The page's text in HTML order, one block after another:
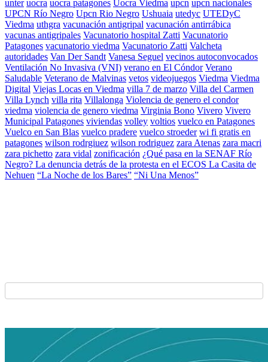
unter uocra uocra patagones Uocra Viedma upcn upcn nacionales
UPCN Río Negro Upcn Rio Negro Ushuaia utedyc UTEDyC
Viedma uthgra vacunación antigripal vacunación antirrábica
vacunas antigripales Vacunatorio hospital Zatti Vacunatorio
Patagones vacunatorio viedma Vacunatorio Zatti Valcheta
autoridades Van Der Sandt Vanesa Seguel vecinos autoconvocados
Ventilación No Invasiva (VNI) verano en El Cóndor Verano
Saludable Veterano de Malvinas vetos videojuegos Viedma Viedma
Digital Viejas Locas en Viedma villa 7 de marzo Villa del Carmen
Villa Lynch villa rita Villalonga Violencia de genero el condor
viedma violencia de genero viedma Virginia Bono Vivero Vivero
Municipal Patagones viviendas volley voltios vuelco en Patagones
Vuelco en San Blas vuelco pradere vuelco stroeder wi fi gratis en
patagones wilson rodrgiuez wilson rodriguez zara Atenas zara macri
zara pichetto zara vidal zonificación ¿Qué pasa en la SENAF Río
Negro? La denuncia detrás de la protesta en el ECOS La Casita de
Nehuen “La Noche de los Bares” “Ni Una Menos”